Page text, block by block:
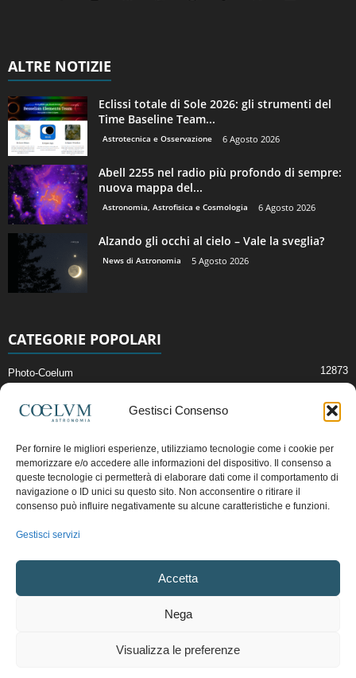
Gestisci Consenso
Per fornire le migliori esperienze, utilizziamo tecnologie come i cookie per
memorizzare e/o accedere alle informazioni del dispositivo. Il consenso a
queste tecnologie ci permetterà di elaborare dati come il comportamento di
navigazione o ID unici su questo sito. Non acconsentire o ritirare il
consenso può influire negativamente su alcune caratteristiche e funzioni.
Gestisci servizi
Accetta
Nega
Visualizza le preferenze
ALTRE NOTIZIE
Eclissi totale di Sole 2026: gli strumenti del
Time Baseline Team...
Astrotecnica e Osservazione 6 Agosto 2026
Abell 2255 nel radio più profondo di sempre:
nuova mappa del...
Astronomia, Astrofisica e Cosmologia 6 Agosto 2026
Alzando gli occhi al cielo – Vale la sveglia?
News di Astronomia 5 Agosto 2026
CATEGORIE POPOLARI
Photo-Coelum 12873
News di Astronomia 2409
Cielo del Mese
Astronomia, Astrofisica e Cosmologia
Articoli e Risorse On-Line
Copyright © 1997 - 2024 vietata la riproduzione.
Termini e Condizioni di Vendita